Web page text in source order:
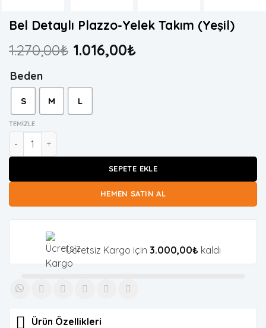
Bel Detaylı Plazzo-Yelek Takım (Yeşil)
1.270,00₺ 1.016,00₺
Beden
S M L
TEMIZLE
SEPETE EKLE
HEMEN SATIN AL
Ücretsiz Kargo için 3.000,00₺kaldı
Ürün Özellikleri